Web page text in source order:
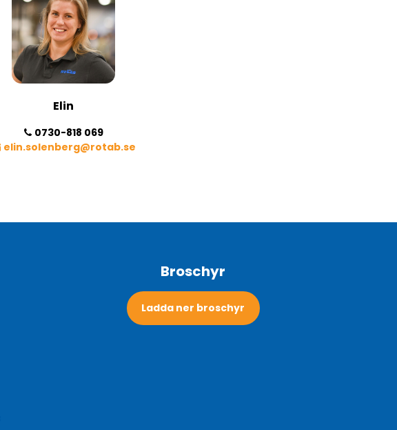
Elin
0730-818 069
elin.solenberg@rotab.se
Broschyr
Ladda ner broschyr